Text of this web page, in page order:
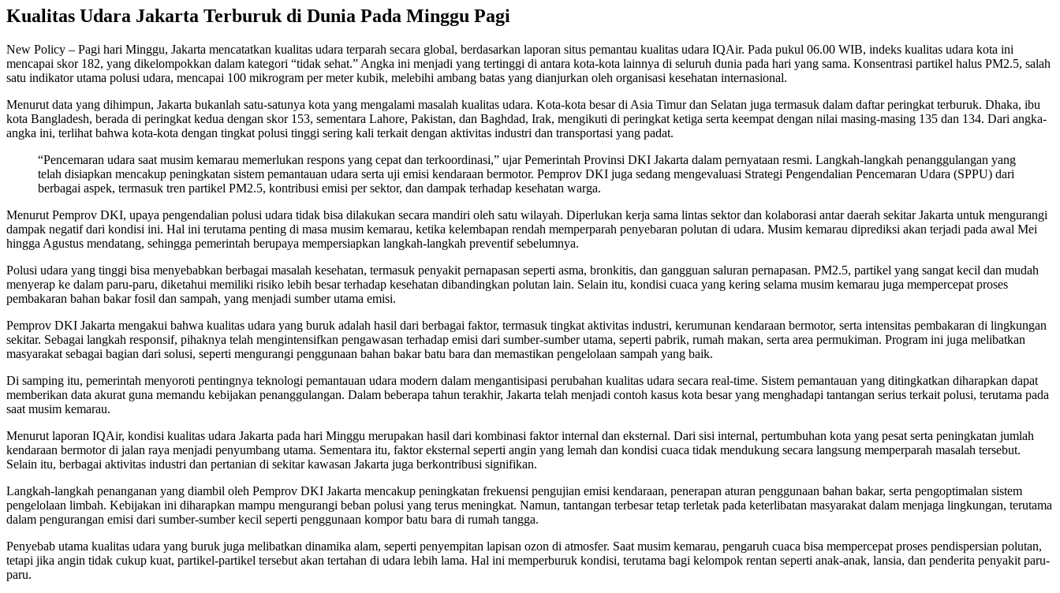
Kualitas Udara Jakarta Terburuk di Dunia Pada Minggu Pagi
New Policy – Pagi hari Minggu, Jakarta mencatatkan kualitas udara terparah secara global, berdasarkan laporan situs pemantau kualitas udara IQAir. Pada pukul 06.00 WIB, indeks kualitas udara kota ini
mencapai skor 182, yang dikelompokkan dalam kategori “tidak sehat.” Angka ini menjadi yang tertinggi di antara kota-kota lainnya di seluruh dunia pada hari yang sama. Konsentrasi partikel halus PM2.5, salah
satu indikator utama polusi udara, mencapai 100 mikrogram per meter kubik, melebihi ambang batas yang dianjurkan oleh organisasi kesehatan internasional.
Menurut data yang dihimpun, Jakarta bukanlah satu-satunya kota yang mengalami masalah kualitas udara. Kota-kota besar di Asia Timur dan Selatan juga termasuk dalam daftar peringkat terburuk. Dhaka, ibu
kota Bangladesh, berada di peringkat kedua dengan skor 153, sementara Lahore, Pakistan, dan Baghdad, Irak, mengikuti di peringkat ketiga serta keempat dengan nilai masing-masing 135 dan 134. Dari angka-
angka ini, terlihat bahwa kota-kota dengan tingkat polusi tinggi sering kali terkait dengan aktivitas industri dan transportasi yang padat.
“Pencemaran udara saat musim kemarau memerlukan respons yang cepat dan terkoordinasi,” ujar Pemerintah Provinsi DKI Jakarta dalam pernyataan resmi. Langkah-langkah penanggulangan yang
telah disiapkan mencakup peningkatan sistem pemantauan udara serta uji emisi kendaraan bermotor. Pemprov DKI juga sedang mengevaluasi Strategi Pengendalian Pencemaran Udara (SPPU) dari
berbagai aspek, termasuk tren partikel PM2.5, kontribusi emisi per sektor, dan dampak terhadap kesehatan warga.
Menurut Pemprov DKI, upaya pengendalian polusi udara tidak bisa dilakukan secara mandiri oleh satu wilayah. Diperlukan kerja sama lintas sektor dan kolaborasi antar daerah sekitar Jakarta untuk mengurangi
dampak negatif dari kondisi ini. Hal ini terutama penting di masa musim kemarau, ketika kelembapan rendah memperparah penyebaran polutan di udara. Musim kemarau diprediksi akan terjadi pada awal Mei
hingga Agustus mendatang, sehingga pemerintah berupaya mempersiapkan langkah-langkah preventif sebelumnya.
Polusi udara yang tinggi bisa menyebabkan berbagai masalah kesehatan, termasuk penyakit pernapasan seperti asma, bronkitis, dan gangguan saluran pernapasan. PM2.5, partikel yang sangat kecil dan mudah
menyerap ke dalam paru-paru, diketahui memiliki risiko lebih besar terhadap kesehatan dibandingkan polutan lain. Selain itu, kondisi cuaca yang kering selama musim kemarau juga mempercepat proses
pembakaran bahan bakar fosil dan sampah, yang menjadi sumber utama emisi.
Pemprov DKI Jakarta mengakui bahwa kualitas udara yang buruk adalah hasil dari berbagai faktor, termasuk tingkat aktivitas industri, kerumunan kendaraan bermotor, serta intensitas pembakaran di lingkungan
sekitar. Sebagai langkah responsif, pihaknya telah mengintensifkan pengawasan terhadap emisi dari sumber-sumber utama, seperti pabrik, rumah makan, serta area permukiman. Program ini juga melibatkan
masyarakat sebagai bagian dari solusi, seperti mengurangi penggunaan bahan bakar batu bara dan memastikan pengelolaan sampah yang baik.
Di samping itu, pemerintah menyoroti pentingnya teknologi pemantauan udara modern dalam mengantisipasi perubahan kualitas udara secara real-time. Sistem pemantauan yang ditingkatkan diharapkan dapat
memberikan data akurat guna memandu kebijakan penanggulangan. Dalam beberapa tahun terakhir, Jakarta telah menjadi contoh kasus kota besar yang menghadapi tantangan serius terkait polusi, terutama pada
saat musim kemarau.
Menurut laporan IQAir, kondisi kualitas udara Jakarta pada hari Minggu merupakan hasil dari kombinasi faktor internal dan eksternal. Dari sisi internal, pertumbuhan kota yang pesat serta peningkatan jumlah
kendaraan bermotor di jalan raya menjadi penyumbang utama. Sementara itu, faktor eksternal seperti angin yang lemah dan kondisi cuaca tidak mendukung secara langsung memperparah masalah tersebut.
Selain itu, berbagai aktivitas industri dan pertanian di sekitar kawasan Jakarta juga berkontribusi signifikan.
Langkah-langkah penanganan yang diambil oleh Pemprov DKI Jakarta mencakup peningkatan frekuensi pengujian emisi kendaraan, penerapan aturan penggunaan bahan bakar, serta pengoptimalan sistem
pengelolaan limbah. Kebijakan ini diharapkan mampu mengurangi beban polusi yang terus meningkat. Namun, tantangan terbesar tetap terletak pada keterlibatan masyarakat dalam menjaga lingkungan, terutama
dalam pengurangan emisi dari sumber-sumber kecil seperti penggunaan kompor batu bara di rumah tangga.
Penyebab utama kualitas udara yang buruk juga melibatkan dinamika alam, seperti penyempitan lapisan ozon di atmosfer. Saat musim kemarau, pengaruh cuaca bisa mempercepat proses pendispersian polutan,
tetapi jika angin tidak cukup kuat, partikel-partikel tersebut akan tertahan di udara lebih lama. Hal ini memperburuk kondisi, terutama bagi kelompok rentan seperti anak-anak, lansia, dan penderita penyakit paru-
paru.